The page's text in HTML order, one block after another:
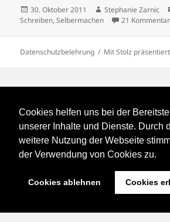
Cookies helfen uns bei der
unserer Inhalte und Dienste. Durch
weitere Nutzung der Webseite
der Verwendung von Cookies zu.
Cookies ablehnen Cookies
Veröffentlicht
am
30. Oktober 2011 Autor
Stephanie Zarnic
Schreiben,Selbermachen 21
Datenschutzbelehrung Mit Stolz